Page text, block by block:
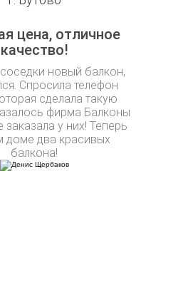
цена, отличное
качество!
новый балкон,
Спросила телефон
сделала такую
фирма Балконы
у них! Теперь
доме два красивых
балкона!